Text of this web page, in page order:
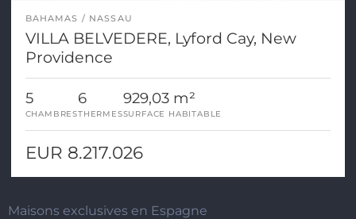
BAHAMAS NASSAU
VILLA BELVEDERE, Lyford Cay, New
Providence
5
CHAMBRES
6
THERMES
929,03 m²
SURFACE HABITABLE
EUR 8.217.026
Maisons exclusives en Espagne